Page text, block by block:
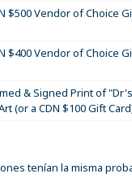
$500 Vendor of Choice
$400 Vendor of Choice
& Signed Print of "Dr's
(or a CDN $100 Gift
tenían la misma